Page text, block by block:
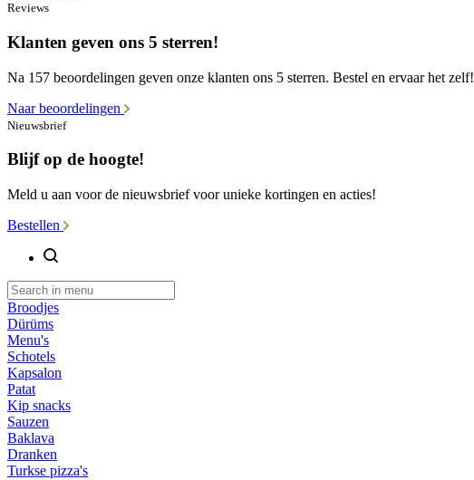
Reviews
Klanten geven ons 5 sterren!
Na 157 beoordelingen geven onze klanten ons 5 sterren. Bestel en ervaar het zelf!
Naar beoordelingen
Nieuwsbrief
Blijf op de hoogte!
Meld u aan voor de nieuwsbrief voor unieke kortingen en acties!
Bestellen
Broodjes
Dürüms
Menu's
Schotels
Kapsalon
Patat
Kip snacks
Sauzen
Baklava
Dranken
Turkse pizza's